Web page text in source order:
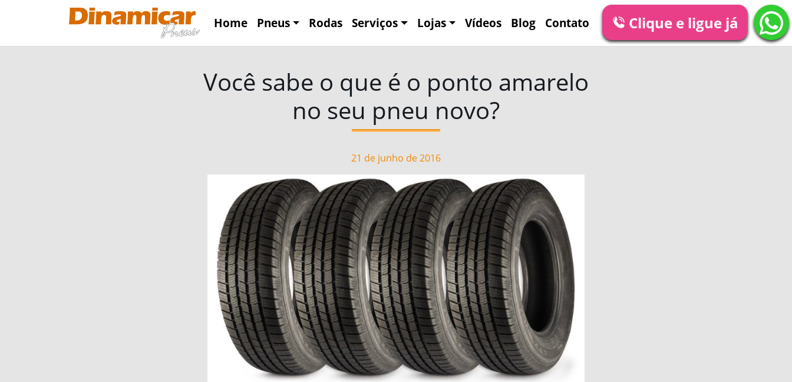
Home Pneus Rodas Serviços Lojas Vídeos Blog Contato Clique e ligue já
Você sabe o que é o ponto amarelo
no seu pneu novo?
21 de junho de 2016